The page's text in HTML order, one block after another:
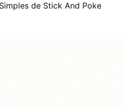
de Stick And Poke